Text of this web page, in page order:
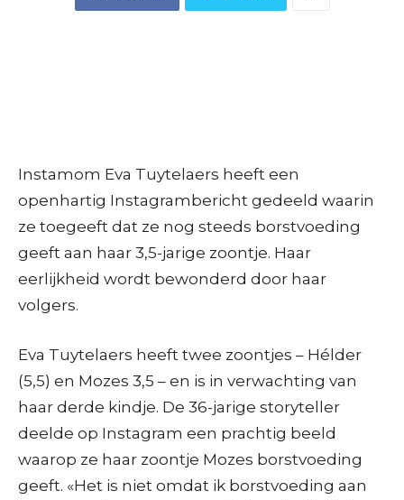
Instamom Eva Tuytelaers heeft een
openhartig Instagrambericht gedeeld waarin
ze toegeeft dat ze nog steeds borstvoeding
geeft aan haar 3,5-jarige zoontje. Haar
eerlijkheid wordt bewonderd door haar
volgers.
Eva Tuytelaers heeft twee zoontjes – Hélder
(5,5) en Mozes 3,5 – en is in verwachting van
haar derde kindje. De 36-jarige storyteller
deelde op Instagram een prachtig beeld
waarop ze haar zoontje Mozes borstvoeding
geeft. «Het is niet omdat ik borstvoeding aan